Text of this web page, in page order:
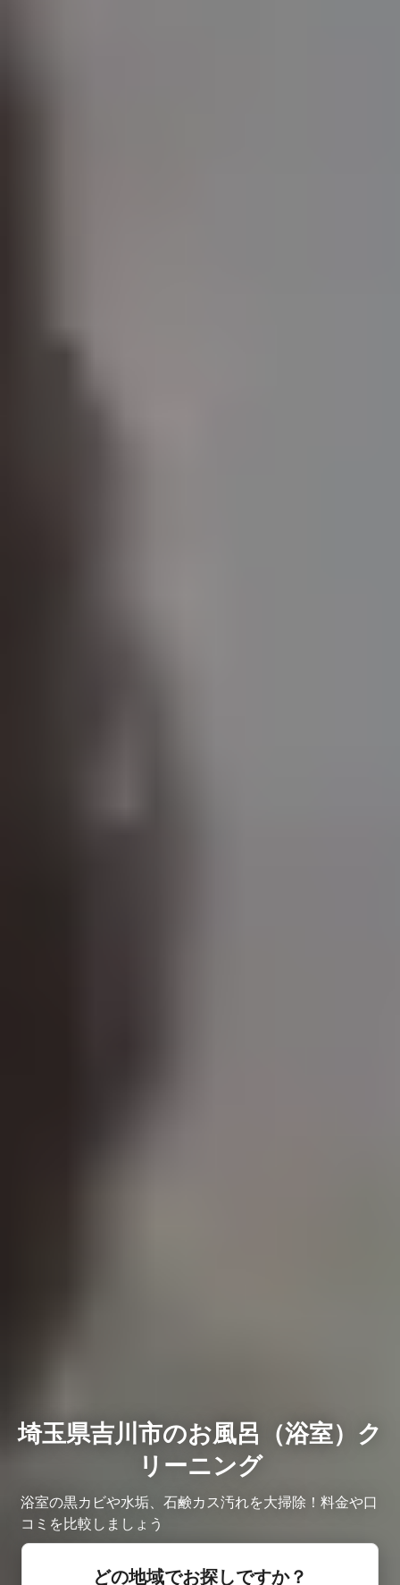
埼玉県吉川市のお風呂（浴室）ク
リーニング
浴室の黒カビや水垢、石鹸カス汚れを大掃除！料金や口
コミを比較しましょう
どの地域でお探しですか？